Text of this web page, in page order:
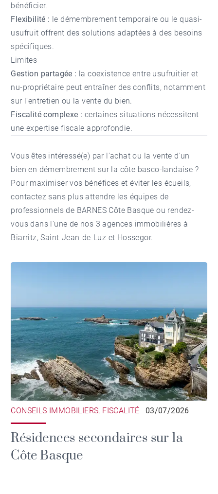
bénéficier.
Flexibilité : le démembrement temporaire ou le quasi-
usufruit offrent des solutions adaptées à des besoins
spécifiques.
Limites
Gestion partagée : la coexistence entre usufruitier et
nu-propriétaire peut entraîner des conflits, notamment
sur l’entretien ou la vente du bien.
Fiscalité complexe : certaines situations nécessitent
une expertise fiscale approfondie.
Vous êtes intéressé(e) par l'achat ou la vente d'un
bien en démembrement sur la côte basco-landaise ?
Pour maximiser vos bénéfices et éviter les écueils,
contactez sans plus attendre les équipes de
professionnels de BARNES Côte Basque ou rendez-
vous dans l'une de nos 3 agences immobilières à
Biarritz, Saint-Jean-de-Luz et Hossegor.
CONSEILS IMMOBILIERS, FISCALITÉ 03/07/2026
Résidences secondaires sur la
Côte Basque